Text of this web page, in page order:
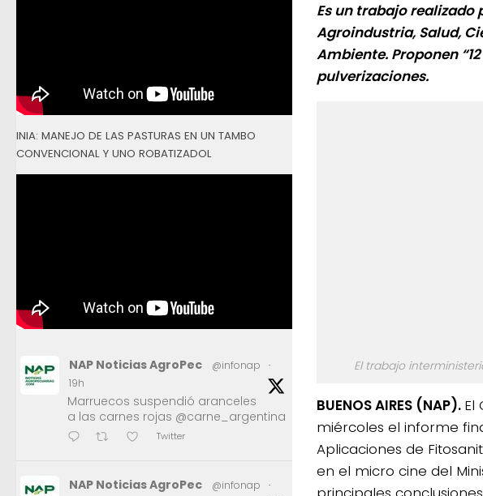
Es un trabajo realizado
Agroindustria, Salud,
Ambiente. Proponen
pulverizaciones.
El trabajo
BUENOS AIRES (NAP). El
miércoles el informe
Aplicaciones de
en el micro cine del
INIA: MANEJO DE LAS PASTURAS EN UN TAMBO
CONVENCIONAL Y UNO ROBATIZADOL
NAP Noticias AgroPec @infonap
·
19h
Marruecos suspendió aranceles
a las carnes rojas @carne_argentina
Twitter
NAP Noticias AgroPec @infonap
·